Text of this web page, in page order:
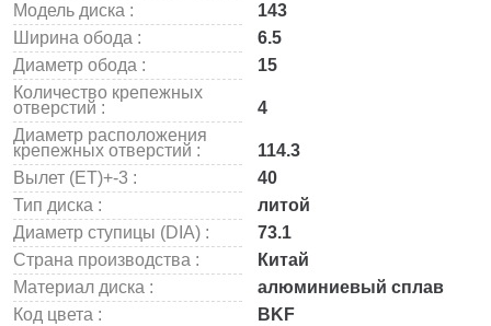
Модель диска :
143
Ширина обода :
6.5
Диаметр обода :
15
Количество крепежных
отверстий :
4
Диаметр расположения
крепежных отверстий :
114.3
Вылет (ET)+-3 :
40
Тип диска :
литой
Диаметр ступицы (DIA) :
73.1
Страна производства :
Китай
Материал диска :
алюминиевый сплав
Код цвета :
BKF